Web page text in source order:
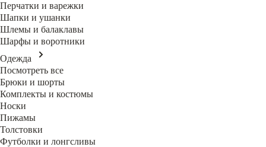
Перчатки и варежки
Шапки и ушанки
Шлемы и балаклавы
Шарфы и воротники
Одежда
Посмотреть все
Брюки и шорты
Комплекты и костюмы
Носки
Пижамы
Толстовки
Футболки и лонгсливы